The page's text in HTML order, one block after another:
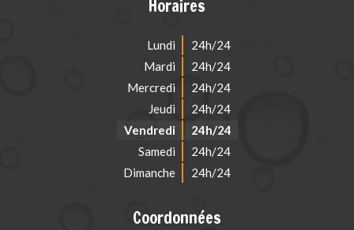
Horaires
Lundi
24h/24
Mardi
24h/24
Mercredi
24h/24
Jeudi
24h/24
Vendredi
24h/24
Samedi
24h/24
Dimanche
24h/24
Coordonnées